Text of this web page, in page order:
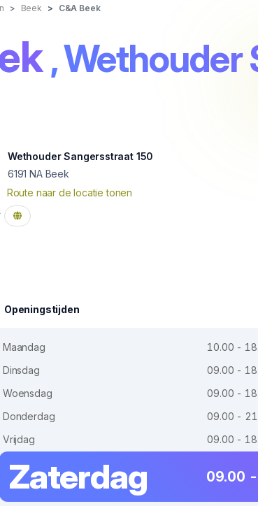
Beek C&A Beek
, Wethouder
Wethouder Sangersstraat 150
6191 NA Beek
Route naar de locatie tonen
Openingstijden
Maandag
10.00 -
Dinsdag
09.00 -
Woensdag
09.00 -
Donderdag
09.00 -
Vrijdag
09.00 -
Zaterdag 09.00